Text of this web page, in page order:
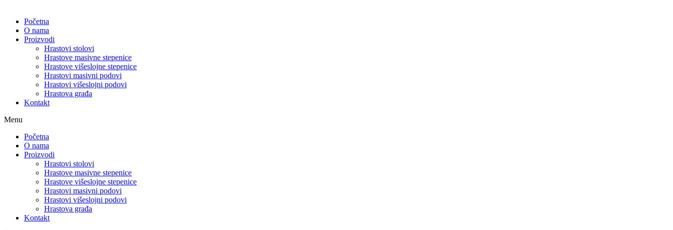
Početna
O nama
Proizvodi
Hrastovi stolovi
Hrastove masivne stepenice
Hrastove višeslojne stepenice
Hrastovi masivni podovi
Hrastovi višeslojni podovi
Hrastova građa
Kontakt
Menu
Početna
O nama
Proizvodi
Hrastovi stolovi
Hrastove masivne stepenice
Hrastove višeslojne stepenice
Hrastovi masivni podovi
Hrastovi višeslojni podovi
Hrastova građa
Kontakt